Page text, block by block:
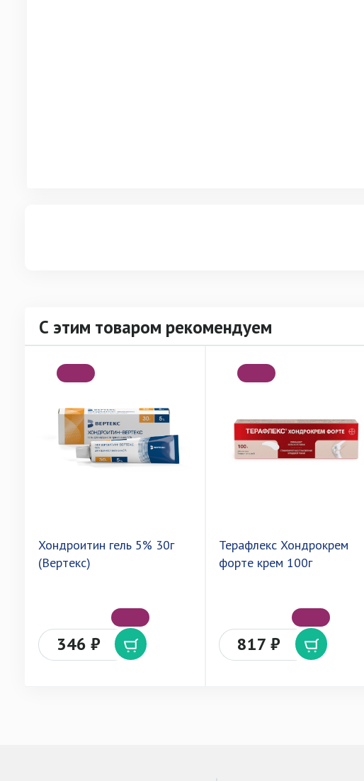
С этим товаром рекомендуем
Хондроитин гель 5% 30г
(Вертекс)
346 ₽
Терафлекс Хондрокрем
форте крем 100г
817 ₽